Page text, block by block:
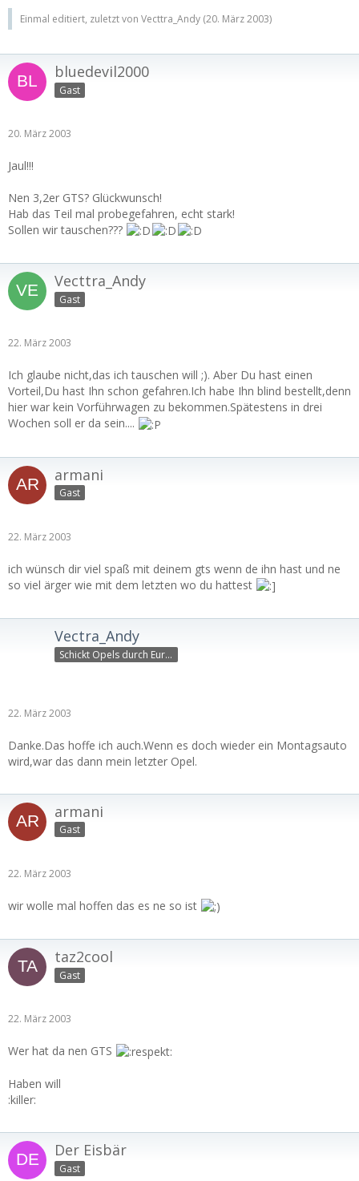
Einmal editiert, zuletzt von Vecttra_Andy (20. März 2003)
bluedevil2000
Gast
20. März 2003
Jaul!!!
Nen 3,2er GTS? Glückwunsch!
Hab das Teil mal probegefahren, echt stark!
Sollen wir tauschen???
Vecttra_Andy
Gast
22. März 2003
Ich glaube nicht,das ich tauschen will ;). Aber Du hast einen
Vorteil,Du hast Ihn schon gefahren.Ich habe Ihn blind bestellt,denn
hier war kein Vorführwagen zu bekommen.Spätestens in drei
Wochen soll er da sein....
armani
Gast
22. März 2003
ich wünsch dir viel spaß mit deinem gts wenn de ihn hast und ne
so viel ärger wie mit dem letzten wo du hattest
Vectra_Andy
Schickt Opels durch Europ
22. März 2003
Danke.Das hoffe ich auch.Wenn es doch wieder ein Montagsauto
wird,war das dann mein letzter Opel.
armani
Gast
22. März 2003
wir wolle mal hoffen das es ne so ist
taz2cool
Gast
22. März 2003
Wer hat da nen GTS
Haben will
:killer:
Der Eisbär
Gast